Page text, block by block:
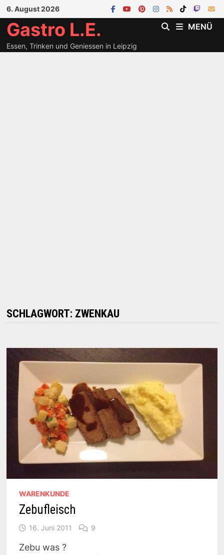
Zum
Inhalt
springen
6. August 2026
Gastro L.E.
Essen, Trinken und Geniessen in Leipzig
MENÜ
SCHLAGWORT: ZWENKAU
WARENKUNDE
Zebufleisch
16. Juni 2011 9
Zebu was ?